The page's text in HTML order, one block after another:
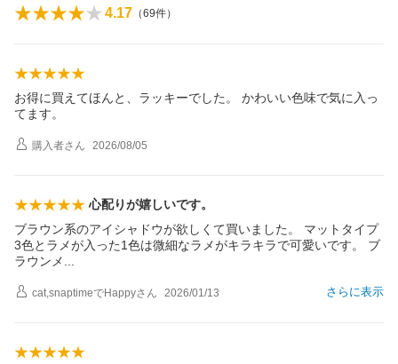
4.17 （69件）
お得に買えてほんと、ラッキーでした。 かわいい色味で気に入っ
てます。
購入者さん 2026/08/05
心配りが嬉しいです。
ブラウン系のアイシャドウが欲しくて買いました。 マットタイプ
3色とラメが入った1色は微細なラメがキラキラで可愛いです。 ブ
ラウンメ
さらに表示
cat,snaptimeでHappyさん 2026/01/13